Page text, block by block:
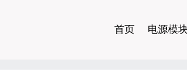
首页 电源模